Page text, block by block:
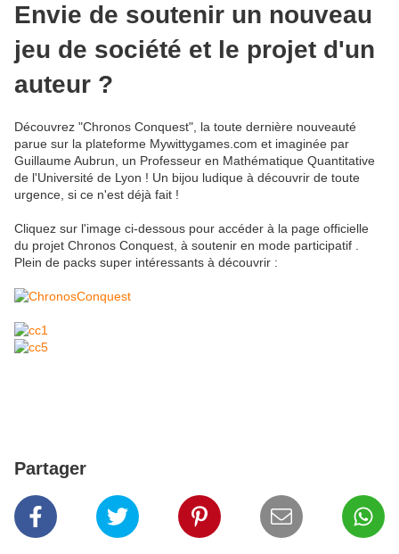
Envie de soutenir un nouveau
jeu de société et le projet d'un
auteur ?
Découvrez "Chronos Conquest", la toute dernière nouveauté
parue sur la plateforme Mywittygames.com et imaginée par
Guillaume Aubrun, un Professeur en Mathématique Quantitative
de l'Université de Lyon ! Un bijou ludique à découvrir de toute
urgence, si ce n'est déjà fait !
Cliquez sur l'image ci-dessous pour accéder à la page officielle
du projet Chronos Conquest, à soutenir en mode participatif .
Plein de packs super intéressants à découvrir :
Partager